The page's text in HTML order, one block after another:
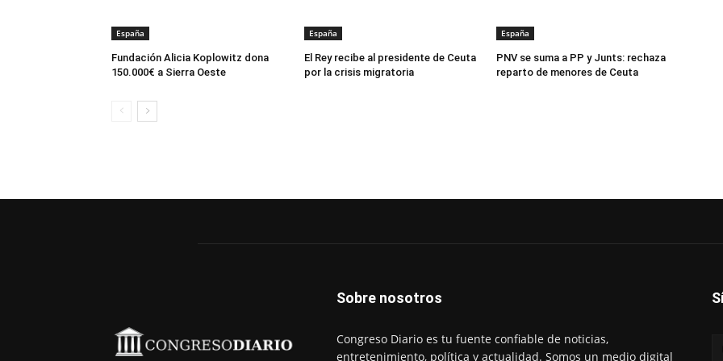
España
Fundación Alicia Koplowitz dona
150.000€ a Sierra Oeste
España
El Rey recibe al presidente de Ceuta
por la crisis migratoria
España
PNV se suma a PP y Junts: rechaza
reparto de menores de Ceuta
Sobre nosotros
Congreso Diario es tu fuente confiable de noticias,
entretenimiento, política y actualidad. Somos un medio digital